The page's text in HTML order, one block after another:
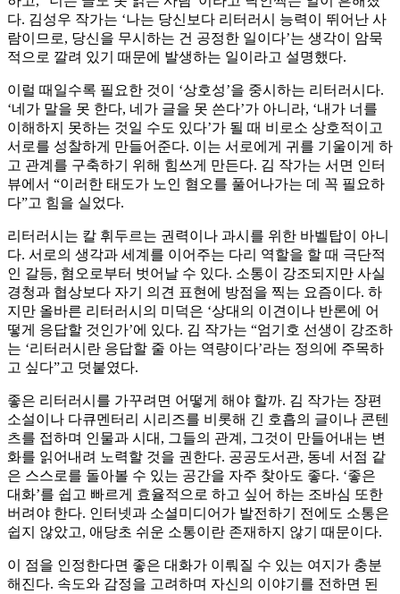
다. 김성우 작가는 ‘나는 당신보다 리터러시 능력이 뛰어난 사
람이므로, 당신을 무시하는 건 공정한 일이다’는 생각이 암묵
적으로 깔려 있기 때문에 발생하는 일이라고 설명했다.
이럴 때일수록 필요한 것이 ‘상호성’을 중시하는 리터러시다.
‘네가 말을 못 한다, 네가 글을 못 쓴다’가 아니라, ‘내가 너를
이해하지 못하는 것일 수도 있다’가 될 때 비로소 상호적이고
서로를 성찰하게 만들어준다. 이는 서로에게 귀를 기울이게 하
고 관계를 구축하기 위해 힘쓰게 만든다. 김 작가는 서면 인터
뷰에서 “이러한 태도가 노인 혐오를 풀어나가는 데 꼭 필요하
다”고 힘을 실었다.
리터러시는 칼 휘두르는 권력이나 과시를 위한 바벨탑이 아니
다. 서로의 생각과 세계를 이어주는 다리 역할을 할 때 극단적
인 갈등, 혐오로부터 벗어날 수 있다. 소통이 강조되지만 사실
경청과 협상보다 자기 의견 표현에 방점을 찍는 요즘이다. 하
지만 올바른 리터러시의 미덕은 ‘상대의 이견이나 반론에 어
떻게 응답할 것인가’에 있다. 김 작가는 “엄기호 선생이 강조하
는 ‘리터러시란 응답할 줄 아는 역량이다’라는 정의에 주목하
고 싶다”고 덧붙였다.
좋은 리터러시를 가꾸려면 어떻게 해야 할까. 김 작가는 장편
소설이나 다큐멘터리 시리즈를 비롯해 긴 호흡의 글이나 콘텐
츠를 접하며 인물과 시대, 그들의 관계, 그것이 만들어내는 변
화를 읽어내려 노력할 것을 권한다. 공공도서관, 동네 서점 같
은 스스로를 돌아볼 수 있는 공간을 자주 찾아도 좋다. ‘좋은
대화’를 쉽고 빠르게 효율적으로 하고 싶어 하는 조바심 또한
버려야 한다. 인터넷과 소셜미디어가 발전하기 전에도 소통은
쉽지 않았고, 애당초 쉬운 소통이란 존재하지 않기 때문이다.
이 점을 인정한다면 좋은 대화가 이뤄질 수 있는 여지가 충분
해진다. 속도와 감정을 고려하며 자신의 이야기를 전하면 된